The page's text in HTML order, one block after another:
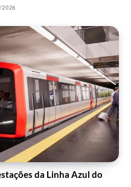
da Linha Azul do